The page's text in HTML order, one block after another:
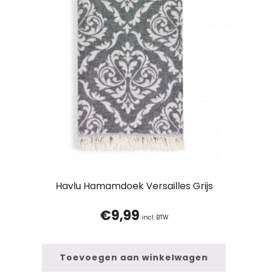
Havlu Hamamdoek Versailles Grijs
€9,99 incl. BTW
Toevoegen aan winkelwagen